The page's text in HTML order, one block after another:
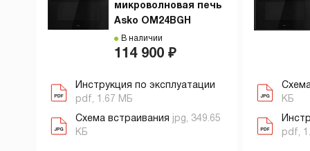
микроволновая печь
Asko OM24BGH
В наличии
114 900 ₽
Инструкция по эксплуатации
pdf, 1.67 МБ
Схема встраивания jpg, 349.65
КБ
КБ
pdf,